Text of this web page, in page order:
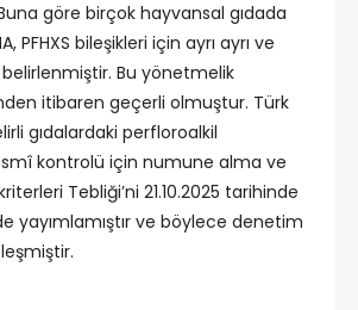
göre birçok hayvansal gıdada
PFHXS bileşikleri için ayrı ayrı ve
Bu yönetmelik
itibaren geçerli olmuştur. Türk
gıdalardaki perfloroalkil
kontrolü için numune alma ve
Tebliği’ni 21.10.2025 tarihinde
yayımlamıştır ve böylece denetim